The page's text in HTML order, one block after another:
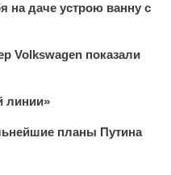
на даче устрою ванну с
Volkswagen показали
линии»
планы Путина